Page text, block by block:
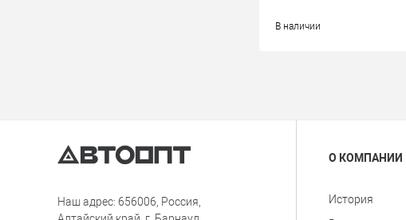
В наличии
Наш адрес: 656006, Россия,
О КОМПАНИИ
История